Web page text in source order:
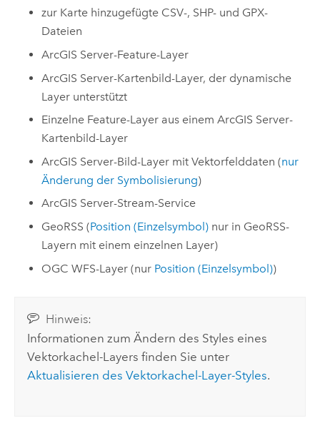
zur Karte hinzugefügte CSV-, SHP- und GPX-
Dateien
ArcGIS Server-Feature-Layer
ArcGIS Server-Kartenbild-Layer, der dynamische
Layer unterstützt
Einzelne Feature-Layer aus einemArcGIS Server-
Kartenbild-Layer
ArcGIS Server-Bild-Layer mit Vektorfelddaten (nur
Änderung der Symbolisierung)
ArcGIS Server-Stream-Service
GeoRSS (Position (Einzelsymbol) nur in GeoRSS-
Layern mit einem einzelnen Layer)
OGC WFS-Layer (nur Position (Einzelsymbol))
Hinweis:
Informationen zum Ändern des Styles eines
Vektorkachel-Layers finden Sie unter
Aktualisieren des Vektorkachel-Layer-Styles.